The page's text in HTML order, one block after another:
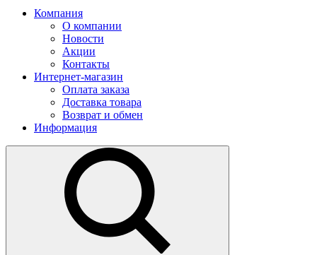
Компания
О компании
Новости
Акции
Контакты
Интернет-магазин
Оплата заказа
Доставка товара
Возврат и обмен
Информация